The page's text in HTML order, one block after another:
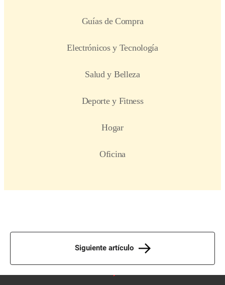
Siguiente artículo